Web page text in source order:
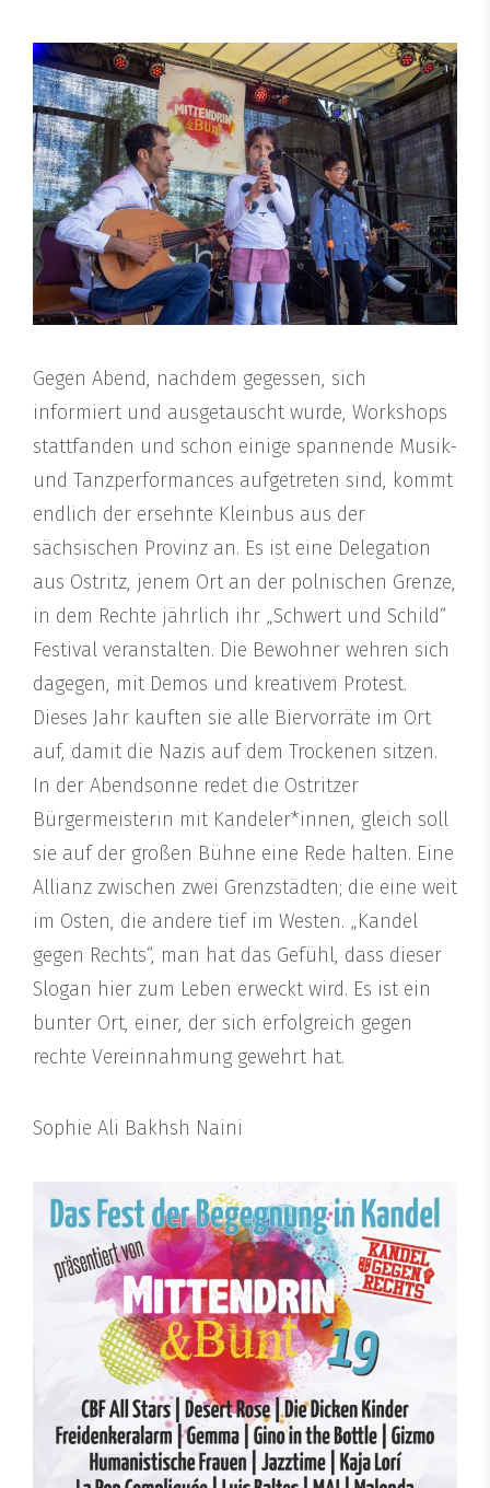
Gegen Abend, nachdem gegessen, sich
informiert und ausgetauscht wurde, Workshops
stattfanden und schon einige spannende Musik-
und Tanzperformances aufgetreten sind, kommt
endlich der ersehnte Kleinbus aus der
sächsischen Provinz an. Es ist eine Delegation
aus Ostritz, jenem Ort an der polnischen Grenze,
in dem Rechte jährlich ihr „Schwert und Schild“
Festival veranstalten. Die Bewohner wehren sich
dagegen, mit Demos und kreativem Protest.
Dieses Jahr kauften sie alle Biervorräte im Ort
auf, damit die Nazis auf dem Trockenen sitzen.
In der Abendsonne redet die Ostritzer
Bürgermeisterin mit Kandeler*innen, gleich soll
sie auf der großen Bühne eine Rede halten. Eine
Allianz zwischen zwei Grenzstädten; die eine weit
im Osten, die andere tief im Westen. „Kandel
gegen Rechts“, man hat das Gefühl, dass dieser
Slogan hier zum Leben erweckt wird. Es ist ein
bunter Ort, einer, der sich erfolgreich gegen
rechte Vereinnahmung gewehrt hat.
Sophie Ali Bakhsh Naini